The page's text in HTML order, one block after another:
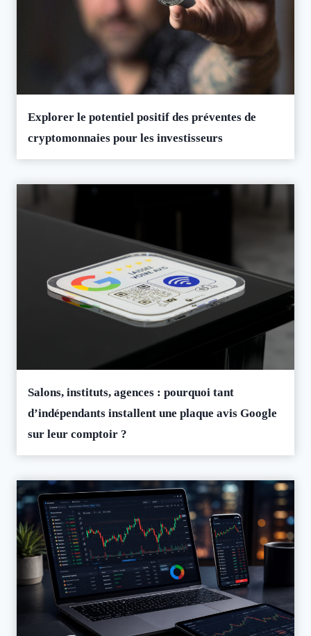
Explorer le potentiel positif des préventes de
cryptomonnaies pour les investisseurs
Salons, instituts, agences : pourquoi tant
d’indépendants installent une plaque avis Google
sur leur comptoir ?